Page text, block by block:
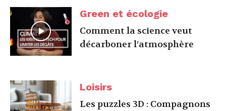
Green et écologie
Comment la science veut
décarboner l’atmosphère
Loisirs
Les puzzles 3D : Compagnons